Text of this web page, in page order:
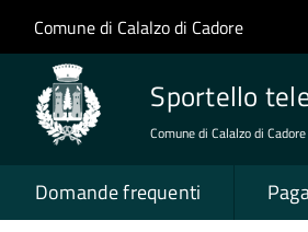
Salta al contenuto principale
Skip to site navigation
Comune di Calalzo di Cadore
Sportello
Comune di Calalzo di Cadore
Domande frequenti